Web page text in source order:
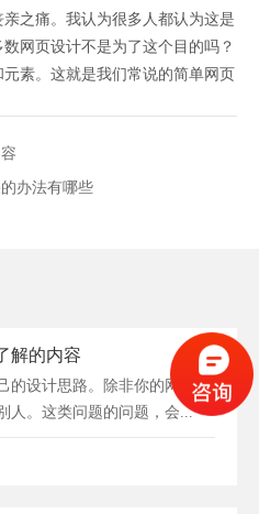
之痛。我认为很多人都认为这是
网页设计不是为了这个目的吗？
素。这就是我们常说的简单网页
办法有哪些
解的内容
的设计思路。除非你的网站是
人。这类问题的问题，会...